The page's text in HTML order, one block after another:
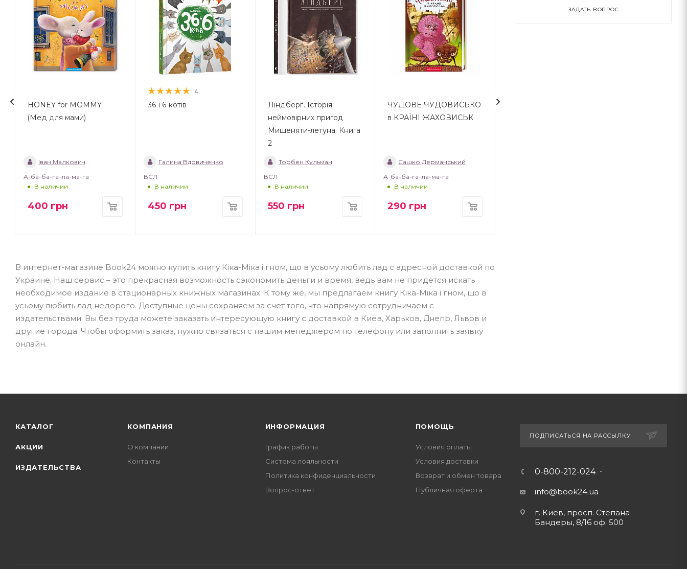
HONEY for MOMMY
(Мед для мами)
Іван Малкович
А-ба-ба-га-ла-ма-га
В наличии
400 грн
4
36 і 6 котів
Галина Вдовиченко
ВСЛ
В наличии
450 грн
Ліндберґ. Історія
неймовірних пригод
Мишеняти-летуна. Книга
2
Торбен Кульман
ВСЛ
В наличии
550 грн
ЧУДОВЕ ЧУДОВИСЬКО
в КРАЇНІ ЖАХОВИСЬК
Сашко Дерманський
А-ба-ба-га-ла-ма-га
В наличии
290 грн
В интернет-магазине Book24 можно купить книгу Кіка-Міка і гном, що в усьому любить лад с адресной доставкой по
Украине. Наш сервис – это прекрасная возможность сэкономить деньги и время, ведь вам не придется искать
необходимое издание в стационарных книжных магазинах. К тому же, мы предлагаем книгу Кіка-Міка і гном, що в
усьому любить лад недорого. Доступные цены сохраняем за счет того, что напрямую сотрудничаем с
издательствами. Вы без труда можете заказать интересующую книгу с доставкой в Киев, Харьков, Днепр, Львов и
другие города. Чтобы оформить заказ, нужно связаться с нашим менеджером по телефону или заполнить заявку
онлайн.
ЗАДАТЬ ВОПРОС
КАТАЛОГ
АКЦИИ
ИЗДАТЕЛЬСТВА
КОМПАНИЯ
О компании
Контакты
ИНФОРМАЦИЯ
График работы
Система лояльности
Политика конфиденциальности
Вопрос-ответ
ПОМОЩЬ
Условия оплаты
Условия доставки
Возврат и обмен товара
Публичная оферта
ПОДПИСАТЬСЯ НА РАССЫЛКУ
0-800-212-024
info@book24.ua
г. Киев, просп. Степана
Бандеры, 8/16 оф. 500